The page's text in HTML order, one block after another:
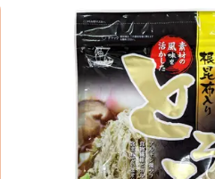
めください！ 素材：6.2oz 16/1
昆布Tシャツの生地>密かに根強
ら、多くの支持を得ている リピ
こだわり派必見のブランドです
メーカー管理のもと、中国の工
いるので、 高品質＆リーズナブ
現しています。 上質のオープン
用しているマックスウエイトT
ンエンドのアメリカンな風合い
品質。 とてもしっかりした生地